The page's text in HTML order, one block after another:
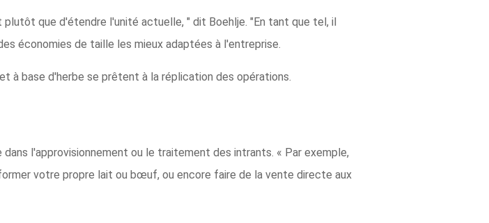
que d'étendre l'unité actuelle, " dit Boehlje. "En tant que tel, il
économies de taille les mieux adaptées à l'entreprise.
à base d'herbe se prêtent à la réplication des opérations.
l'approvisionnement ou le traitement des intrants. « Par exemple,
votre propre lait ou bœuf, ou encore faire de la vente directe aux